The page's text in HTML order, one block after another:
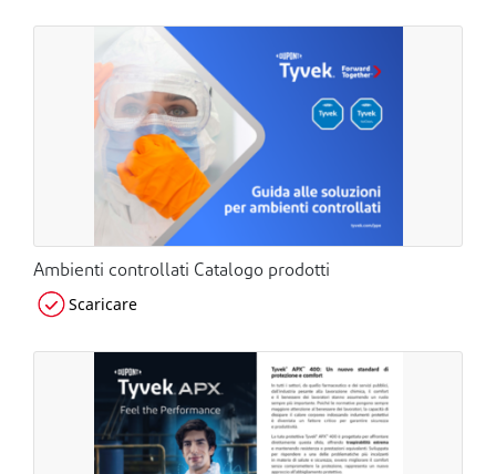
Ambienti controllati Catalogo prodotti
Scaricare